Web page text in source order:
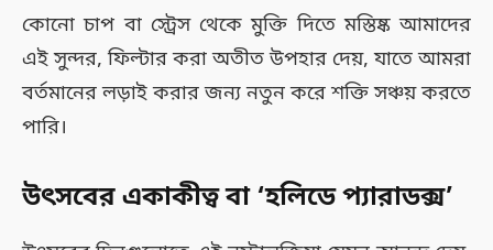
কোনো চাপ বা স্ট্রেস থেকে মুক্তি দিতে মস্তিষ্ক আমাদের
এই সুন্দর, ফিল্টার করা অতীত উপহার দেয়, যাতে আমরা
বর্তমানের লড়াই করার জন্য নতুন করে শক্তি সঞ্চয় করতে
পারি।
উৎসবের একাকীত্ব বা ‘হলিডে প্যারাডক্স’